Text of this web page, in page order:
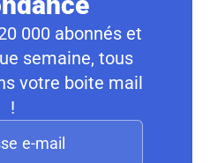
000 abonnés et
semaine, tous
votre boite mail
!